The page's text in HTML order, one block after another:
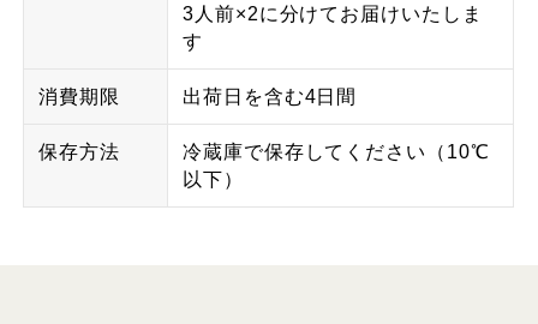
3人前×2に分けてお届けいたしま
す
消費期限 出荷日を含む4日間
保存方法
冷蔵庫で保存してください（10℃
以下）